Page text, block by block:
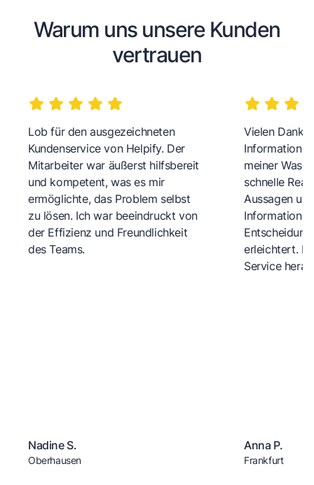
Warum uns unsere Kunden
vertrauen
Lob für den ausgezeichneten
Kundenservice von Helpify. Der
Mitarbeiter war äußerst hilfsbereit
und kompetent, was es mir
ermöglichte, das Problem selbst
zu lösen. Ich war beeindruckt von
der Effizienz und Freundlichkeit
des Teams.
Nadine S.
Oberhausen
Vielen Dank
meiner
schnelle
Aussagen
erleichtert.
Service
Anna P.
Frankfurt